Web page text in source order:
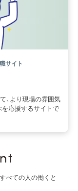
サイト
、より現場の雰囲気
を応援するサイトで
べての人の働くと